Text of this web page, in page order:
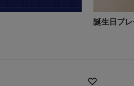
誕生日プレ